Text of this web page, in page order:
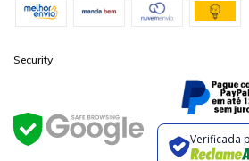
Security
Verificada